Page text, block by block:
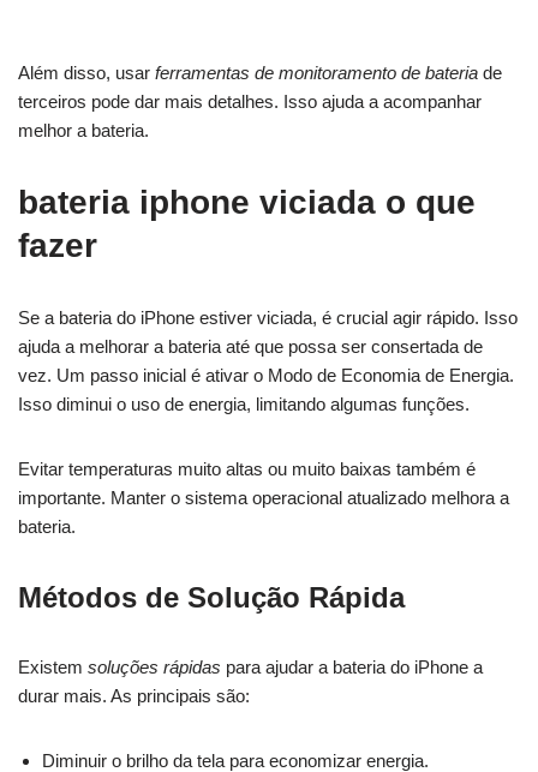
Além disso, usar ferramentas de monitoramento de bateria de
terceiros pode dar mais detalhes. Isso ajuda a acompanhar
melhor a bateria.
bateria iphone viciada o que
fazer
Se a bateria do iPhone estiver viciada, é crucial agir rápido. Isso
ajuda a melhorar a bateria até que possa ser consertada de
vez. Um passo inicial é ativar o Modo de Economia de Energia.
Isso diminui o uso de energia, limitando algumas funções.
Evitar temperaturas muito altas ou muito baixas também é
importante. Manter o sistema operacional atualizado melhora a
bateria.
Métodos de Solução Rápida
Existem soluções rápidas para ajudar a bateria do iPhone a
durar mais. As principais são:
Diminuir o brilho da tela para economizar energia.